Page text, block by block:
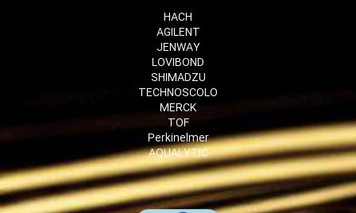
HACH
AGILENT
JENWAY
LOVIBOND
SHIMADZU
TECHNOSCOLO
MERCK
TOF
Perkinelmer
AQUALYTIC